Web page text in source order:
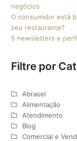
negócios
O consumidor está
seu restaurante?
5 newsletters e
Filtre por
Abrasel
Alimentação
Atendimento
Blog
Comercial e